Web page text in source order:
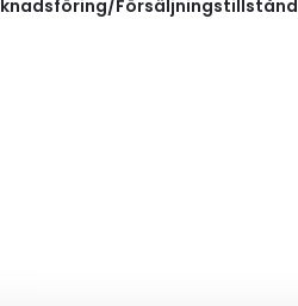
Försäljningstillstånd